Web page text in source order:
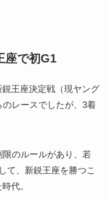
座で初G1
王座決定戦（現ヤング
レースでしたが、3着
のルールがあり、若
て、新鋭王座を勝つこ
代。